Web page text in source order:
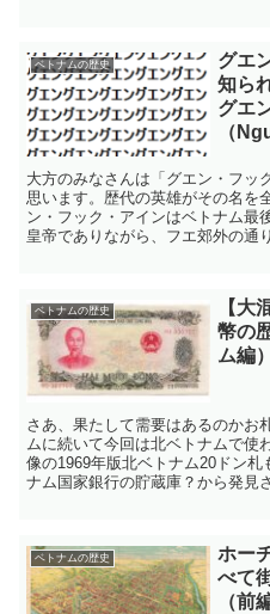
ベトナムの歴史
グエ
知ら
グエ
（
大方のみなさんは「グエン・フッ
思います。歴代の英雄がその名を
ン・フック・アインはベトナム最
皇帝でありながら、フエ郊外の通
ベトナムの歴史
【大
幣の
ム編）
さあ、果たして需要はあるのかお
ムに続いて今回は北ベトナムで使
像の1969年版北ベトナム20ドン札
ナム国家銀行の貯蔵庫？から発見
ベトナムの歴史
ホー
べて
（前